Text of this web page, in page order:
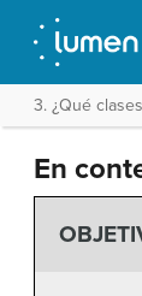
3. ¿Qué
En